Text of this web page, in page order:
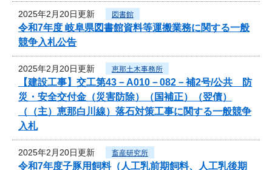
2025年2月20日更新 図書館
令和7年度 岐阜県図書館資料等運搬業務に関する一般
競争入札公告
2025年2月20日更新 恵那土木事務所
【建設工事】交工第43－A010－082－補2号/公共 防
災・安全交付金（災害防除）（国補正）（翌債）
（（主）恵那白川線）落石対策工事に関する一般競争
入札
2025年2月20日更新 畜産研究所
令和7年度子豚用飼料（人工乳前期飼料、人工乳後期